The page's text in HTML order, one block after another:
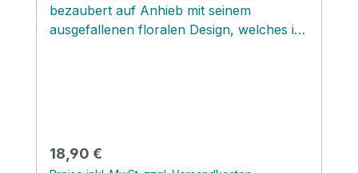
bezaubert auf Anhieb mit seinem
ausgefallenen floralen Design, welches im
floralen Elemente so richtig strahlen und
Regulärer Preis:
18,90 €